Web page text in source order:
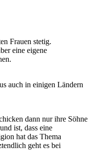
Frauen stetig.
eine eigene
auch in einigen Ländern
dann nur ihre Söhne
ist, dass eine
hat das Thema
geht es bei